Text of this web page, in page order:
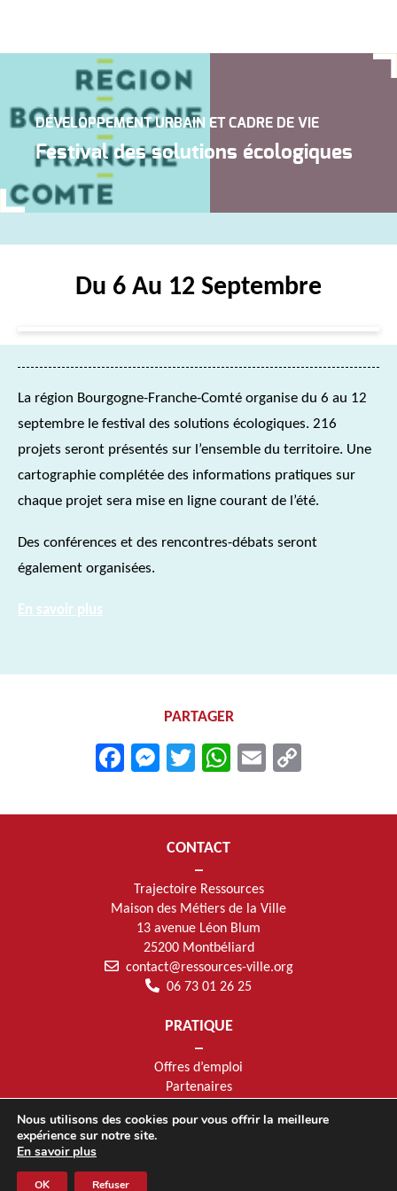
DÉVELOPPEMENT URBAIN ET CADRE DE VIE
Festival des solutions écologiques
Du 6 Au 12 Septembre
La région Bourgogne-Franche-Comté organise du 6 au 12
septembre le festival des solutions écologiques. 216
projets seront présentés sur l’ensemble du territoire. Une
cartographie complétée des informations pratiques sur
chaque projet sera mise en ligne courant de l’été.
Des conférences et des rencontres-débats seront
également organisées.
En savoir plus
PARTAGER
Facebook
Messenger
TwitterWhatsApp
Email
CONTACT
Trajectoire Ressources
Maison des Métiers de la Ville
13 avenue Léon Blum
25200 Montbéliard
contact@ressources-ville.org
06 73 01 26 25
PRATIQUE
Offres d’emploi
Partenaires
SUIVEZ-NOUS
Nous utilisons des cookies pour vous offrir la meilleure
expérience sur notre site.
En savoir plus
OK Refuser